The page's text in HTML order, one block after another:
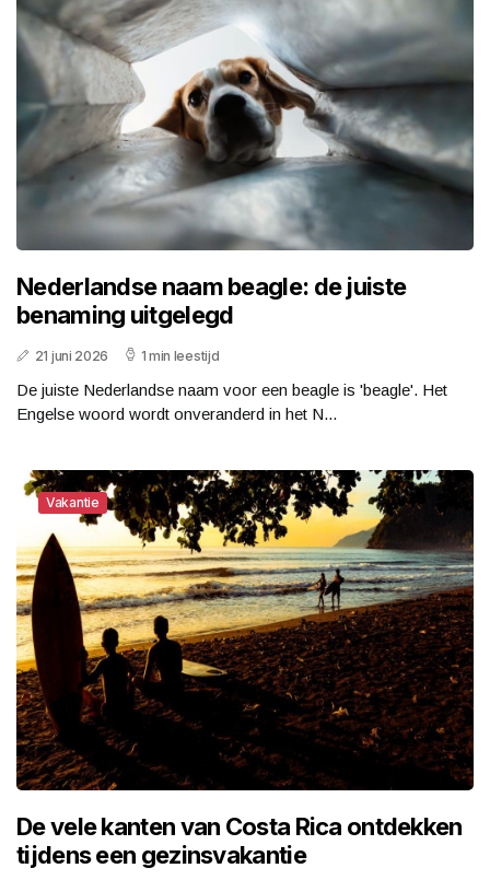
Nederlandse naam beagle: de juiste
benaming uitgelegd
21 juni 2026 1 min leestijd
De juiste Nederlandse naam voor een beagle is 'beagle'. Het
Engelse woord wordt onveranderd in het N...
Vakantie
De vele kanten van Costa Rica ontdekken
tijdens een gezinsvakantie